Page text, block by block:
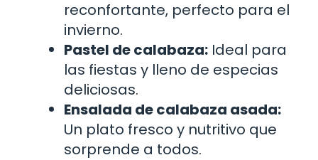
reconfortante, perfecto para el
invierno.
Pastel de calabaza: Ideal para
las fiestas y lleno de especias
deliciosas.
Ensalada de calabaza asada:
Un plato fresco y nutritivo que
sorprende a todos.